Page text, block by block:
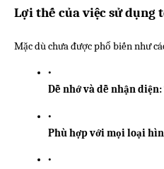
Lợi thế của việc sử dụng
Mặc dù chưa được phổ biến như
Dễ nhớ và dễ nhận diện:
Phù hợp với mọi loại